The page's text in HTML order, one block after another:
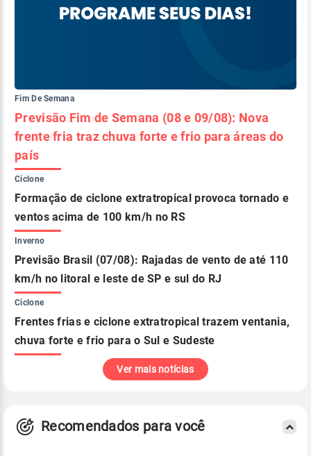
Fim De Semana
Previsão Fim de Semana (08 e 09/08): Nova
frente fria traz chuva forte e frio para áreas do
país
Ciclone
Formação de ciclone extratropical provoca tornado e
ventos acima de 100 km/h no RS
Inverno
Previsão Brasil (07/08): Rajadas de vento de até 110
km/h no litoral e leste de SP e sul do RJ
Ciclone
Frentes frias e ciclone extratropical trazem ventania,
chuva forte e frio para o Sul e Sudeste
Ver mais notícias
Recomendados para você